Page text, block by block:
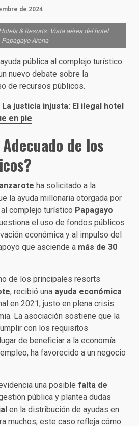
de 2024
& Resorts: Vista aérea del hotel
Papagayo Arena
pública al complejo turístico
nuevo debate sobre la
de recursos públicos.
La justicia injusta: El ilegal hotel
en pie
de los
ha solicitado a la
la ayuda millonaria otorgada por
al complejo turístico Papagayo
el uso de fondos públicos
económica y al impulso del
que asciende a más de 30
de los principales resorts
, recibió una ayuda económica
en 2021, justo en plena crisis
La asociación sostiene que la
con los requisitos
de beneficiar a la economía
ha favorecido a un negocio
una posible falta de
pública y plantea dudas
en la distribución de ayudas en
muchos, este caso refleja cómo